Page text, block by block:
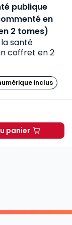
publique
en
2 tomes)
santé
coffret en 2
inclus
panier